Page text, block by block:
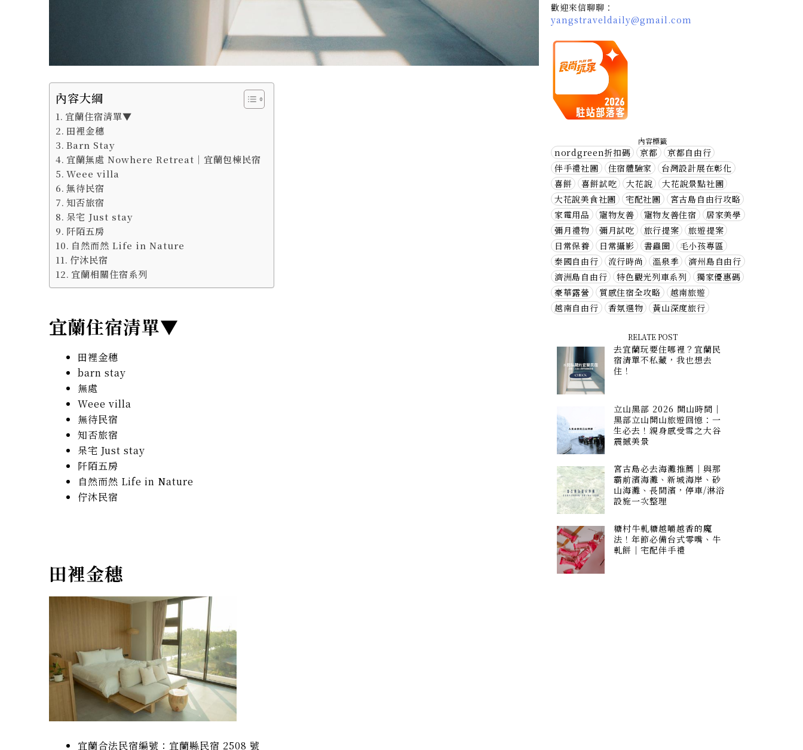
內容大綱
宜蘭住宿清單▼
田裡金穗
Barn Stay
宜蘭無處 Nowhere Retreat｜宜蘭包棟民宿
Weee villa
無待民宿
知否旅宿
呆宅 Just stay
阡陌五房
自然而然 Life in Nature
佇沐民宿
宜蘭相關住宿系列
宜蘭住宿清單▼
田裡金穗
barn stay
無處
Weee villa
無待民宿
知否旅宿
呆宅 Just stay
阡陌五房
自然而然 Life in Nature
佇沐民宿
田裡金穗
宜蘭合法民宿編號：宜蘭縣民宿 2508 號
歡迎來信聊聊：
yangstraveldaily@gmail.com
內容標籤
nordgreen折扣碼 京都
京都自由行
伴手禮社團
住宿體驗家
台灣設計展在彰化
喜餅
喜餅試吃 大花說
大花說景點社團
大花說美食社團
宅配社團
宮古島自由行攻略
家電用品
寵物友善 寵物友善住宿
居家美學
彌月禮物
彌月試吃 旅行提案
旅遊提案
日常保養
日常攝影 書蟲圈
毛小孩專區
泰國自由行
流行時尚 溫泉季
濟州島自由行
濟洲島自由行
特色觀光列車系列
獨家優惠碼
豪華露營
質感住宿全攻略
越南旅遊
越南自由行
香氛選物 黃山深度旅行
RELATE POST
去宜蘭玩要住哪裡？宜蘭民
宿清單不私藏，我也想去
住！
立山黑部 2026 開山時間｜
黑部立山開山旅遊回憶：一
生必去！親身感受雪之大谷
震撼美景
宮古島必去海灘推薦｜與那
霸前濱海灘、新城海岸、砂
山海灘、長間濱，停車/淋浴
設施一次整理
糖村牛軋糖越嚼越香的魔
法！年節必備台式零嘴、牛
軋餅｜宅配伴手禮